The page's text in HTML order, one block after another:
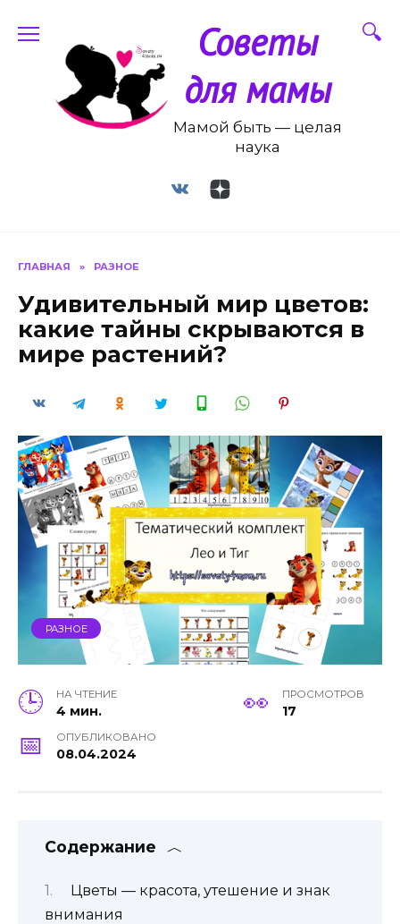
содержанию
Советы
для мамы
Мамой быть — целая
наука
ГЛАВНАЯ » РАЗНОЕ
Удивительный мир цветов:
какие тайны скрываются в
мире растений?
РАЗНОЕ
НА ЧТЕНИЕ
4 мин.
ПРОСМОТРОВ
17
ОПУБЛИКОВАНО
08.04.2024
Содержание
Цветы — красота, утешение и знак
внимания